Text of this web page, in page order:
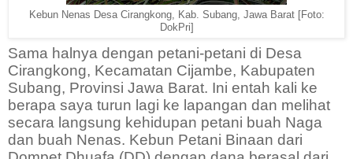
Kebun Nenas Desa Cirangkong, Kab. Subang, Jawa Barat [Foto:
DokPri]
Sama halnya dengan petani-petani di Desa
Cirangkong, Kecamatan Cijambe, Kabupaten
Subang, Provinsi Jawa Barat. Ini entah kali ke
berapa saya turun lagi ke lapangan dan melihat
secara langsung kehidupan petani buah Naga
dan buah Nenas. Kebun Petani Binaan dari